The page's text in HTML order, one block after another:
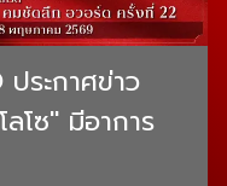
ระกาศข่าว
โซ" มีอาการ